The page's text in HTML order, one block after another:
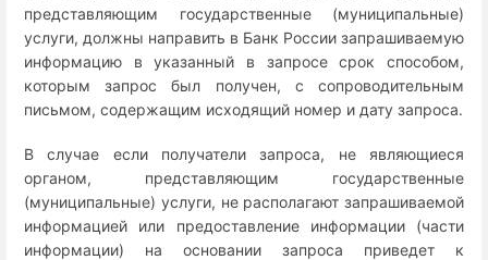
представляющим государственные (муниципальные)
услуги, должны направить в Банк России запрашиваемую
информацию в указанный в запросе срок способом,
которым запрос был получен, с сопроводительным
письмом, содержащим исходящий номер и дату запроса.
В случае если получатели запроса, не являющиеся
органом, представляющим государственные
(муниципальные) услуги, не располагают запрашиваемой
информацией или предоставление информации (части
информации) на основании запроса приведет к